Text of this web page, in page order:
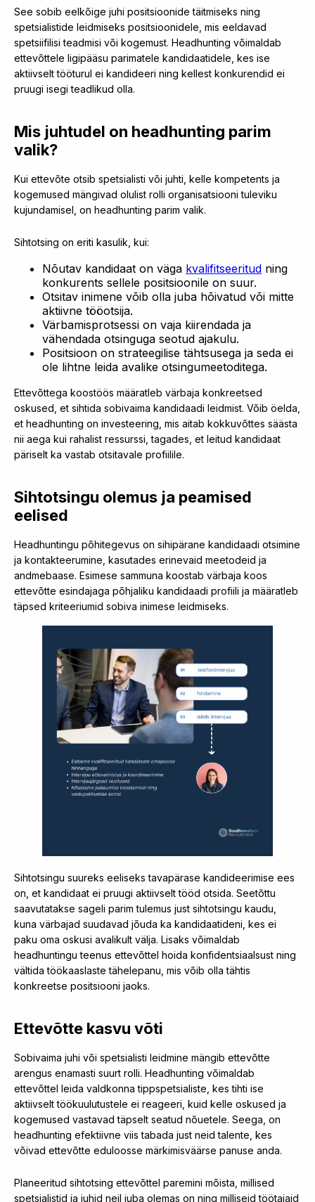
See sobib eelkõige juhi positsioonide täitmiseks ning
spetsialistide leidmiseks positsioonidele, mis eeldavad
spetsiifilisi teadmisi või kogemust. Headhunting võimaldab
ettevõttele ligipääsu parimatele kandidaatidele, kes ise
aktiivselt tööturul ei kandideeri ning kellest konkurendid ei
pruugi isegi teadlikud olla.
Mis juhtudel on headhunting parim
valik?
Kui ettevõte otsib spetsialisti või juhti, kelle kompetents ja
kogemused mängivad olulist rolli organisatsiooni tuleviku
kujundamisel, on headhunting parim valik.
Sihtotsing on eriti kasulik, kui:
Nõutav kandidaat on väga kvalifitseeritud ning
konkurents sellele positsioonile on suur.
Otsitav inimene võib olla juba hõivatud või mitte
aktiivne tööotsija.
Värbamisprotsessi on vaja kiirendada ja
vähendada otsinguga seotud ajakulu.
Positsioon on strateegilise tähtsusega ja seda ei
ole lihtne leida avalike otsingumeetoditega.
Ettevõttega koostöös määratleb värbaja konkreetsed
oskused, et sihtida sobivaima kandidaadi leidmist. Võib öelda,
et headhunting on investeering, mis aitab kokkuvõttes säästa
nii aega kui rahalist ressurssi, tagades, et leitud kandidaat
päriselt ka vastab otsitavale profiilile.
Sihtotsingu olemus ja peamised
eelised
Headhuntingu põhitegevus on sihipärane kandidaadi otsimine
ja kontakteerumine, kasutades erinevaid meetodeid ja
andmebaase. Esimese sammuna koostab värbaja koos
ettevõtte esindajaga põhjaliku kandidaadi profiili ja määratleb
täpsed kriteeriumid sobiva inimese leidmiseks.
Sihtotsingu suureks eeliseks tavapärase kandideerimise ees
on, et kandidaat ei pruugi aktiivselt tööd otsida. Seetõttu
saavutatakse sageli parim tulemus just sihtotsingu kaudu,
kuna värbajad suudavad jõuda ka kandidaatideni, kes ei
paku oma oskusi avalikult välja. Lisaks võimaldab
headhuntingu teenus ettevõttel hoida konfidentsiaalsust ning
vältida töökaaslaste tähelepanu, mis võib olla tähtis
konkreetse positsiooni jaoks.
Ettevõtte kasvu võti
Sobivaima juhi või spetsialisti leidmine mängib ettevõtte
arengus enamasti suurt rolli. Headhunting võimaldab
ettevõttel leida valdkonna tippspetsialiste, kes tihti ise
aktiivselt töökuulutustele ei reageeri, kuid kelle oskused ja
kogemused vastavad täpselt seatud nõuetele. Seega, on
headhunting efektiivne viis tabada just neid talente, kes
võivad ettevõtte eduloosse märkimisväärse panuse anda.
Planeeritud sihtotsing ettevõttel paremini mõista, millised
spetsialistid ja juhid neil juba olemas on ning milliseid töötajaid